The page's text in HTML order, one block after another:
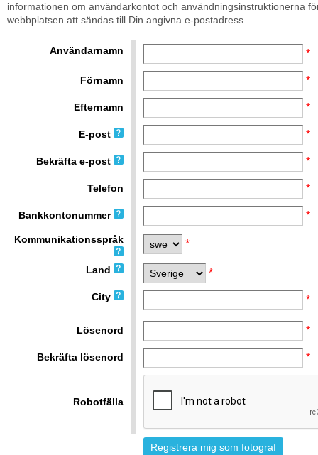
informationen om användarkontot och användningsinstruktionerna
webbplatsen att sändas till Din angivna e-postadress.
Användarnamn *
Förnamn *
Efternamn *
E-post *
Bekräfta e-post *
Telefon *
Bankkontonummer *
Kommunikationsspråk *
Land *
City *
Lösenord *
Bekräfta lösenord *
Robotfälla